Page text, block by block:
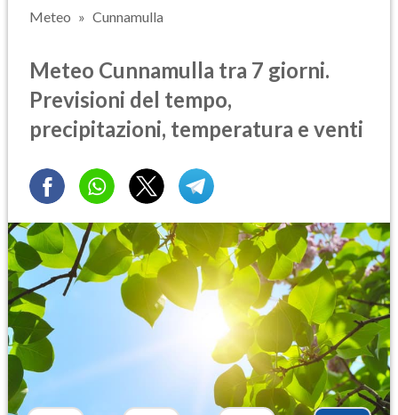
Meteo Cunnamulla
Meteo Cunnamulla tra 7 giorni.
Previsioni del tempo,
precipitazioni, temperatura e venti